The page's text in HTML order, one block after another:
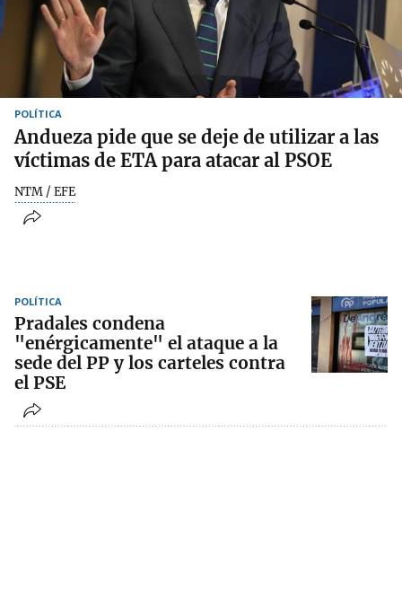
POLÍTICA
Andueza pide que se deje de utilizar a las
víctimas de ETA para atacar al PSOE
NTM / EFE
POLÍTICA
Pradales condena
"enérgicamente" el ataque a la
sede del PP y los carteles contra
el PSE